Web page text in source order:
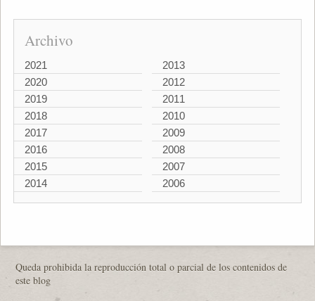
Archivo
2021
2020
2019
2018
2017
2016
2015
2014
2013
2012
2011
2010
2009
2008
2007
2006
Queda prohibida la reproducción total o parcial de los contenidos de
este blog